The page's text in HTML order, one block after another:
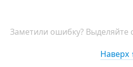
Заметили ошибку?
Наверх